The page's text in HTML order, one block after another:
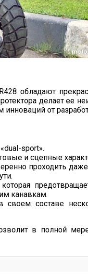
обладают
делает ее
инноваций от
sport».
и сцепные
проходить
канавкам.
составе
в полной